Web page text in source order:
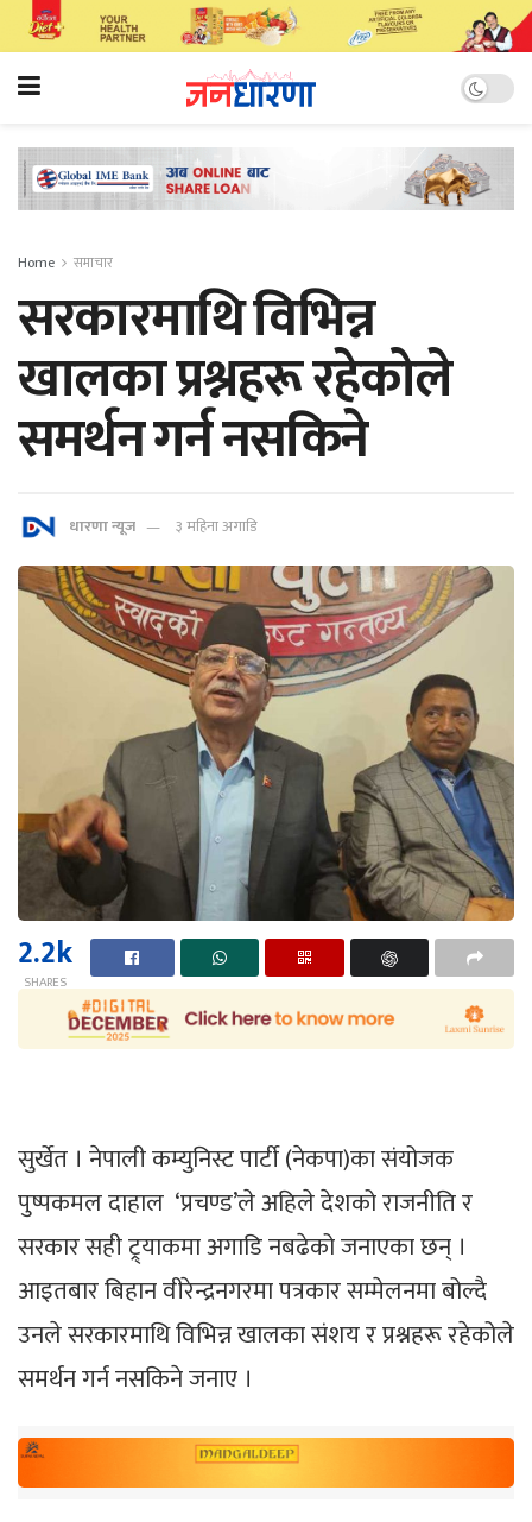
Home समाचार
सरकारमाथि विभिन्न
खालका प्रश्नहरू रहेकोले
समर्थन गर्न नसकिने
धारणा न्यूज ३ महिना अगाडि
2.2k
SHARES
सुर्खेत । नेपाली कम्युनिस्ट पार्टी (नेकपा)का संयोजक
पुष्पकमल दाहाल ‘प्रचण्ड’ले अहिले देशको राजनीति र
सरकार सही ट्र्याकमा अगाडि नबढेको जनाएका छन् ।
आइतबार बिहान वीरेन्द्रनगरमा पत्रकार सम्मेलनमा बोल्दै
उनले सरकारमाथि विभिन्न खालका संशय र प्रश्नहरू रहेकोले
समर्थन गर्न नसकिने जनाए ।